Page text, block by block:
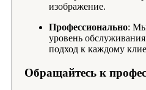
изображение.
Профессионально: Мы
уровень
подход к каждому
Обращайтесь к